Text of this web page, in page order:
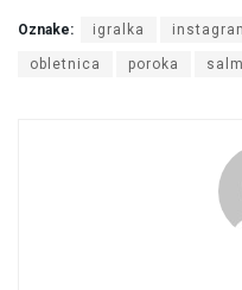
Oznake: igralka
obletnica poroka